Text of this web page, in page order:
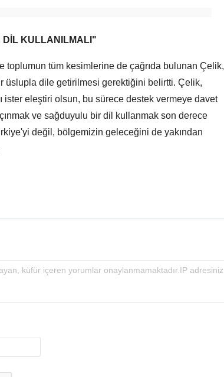
DİL KULLANILMALI"
toplumun tüm kesimlerine de çağrıda bulunan Çelik,
üslupla dile getirilmesi gerektiğini belirtti. Çelik,
ister eleştiri olsun, bu sürece destek vermeye davet
ve sağduyulu bir dil kullanmak son derece
değil, bölgemizin geleceğini de yakından